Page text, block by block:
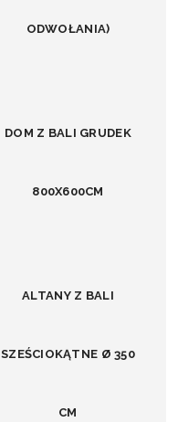
ODWOŁANIA)
DOM Z BALI GRUDEK
800X600CM
ALTANY Z BALI
SZEŚCIOKĄTNE Ø 350
CM